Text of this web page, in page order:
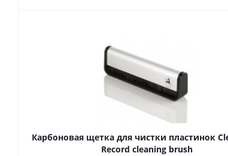
Карбоновая щетка для чистки пластинок Clearaudio
Record cleaning brush